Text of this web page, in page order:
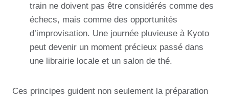
train ne doivent pas être considérés comme des
échecs, mais comme des opportunités
d’improvisation. Une journée pluvieuse à Kyoto
peut devenir un moment précieux passé dans
une librairie locale et un salon de thé.
Ces principes guident non seulement la préparation